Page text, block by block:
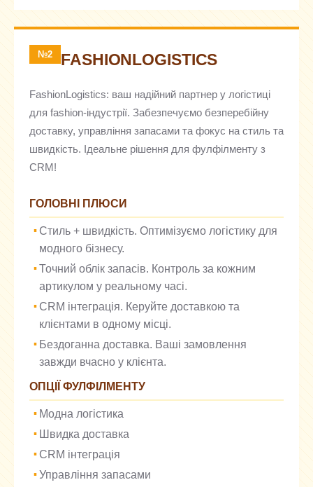
№2 FASHIONLOGISTICS
FashionLogistics: ваш надійний партнер у логістиці
для fashion-індустрії. Забезпечуємо безперебійну
доставку, управління запасами та фокус на стиль та
швидкість. Ідеальне рішення для фулфілменту з
CRM!
ГОЛОВНІ ПЛЮСИ
Стиль + швидкість. Оптимізуємо логістику для
модного бізнесу.
Точний облік запасів. Контроль за кожним
артикулом у реальному часі.
CRM інтеграція. Керуйте доставкою та
клієнтами в одному місці.
Бездоганна доставка. Ваші замовлення
завжди вчасно у клієнта.
ОПЦІЇ ФУЛФІЛМЕНТУ
Модна логістика
Швидка доставка
CRM інтеграція
Управління запасами